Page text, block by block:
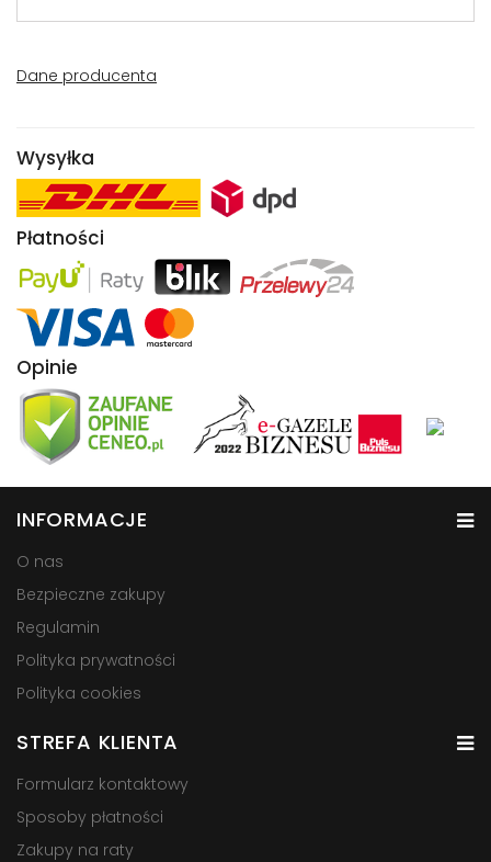
Dane producenta
Wysyłka
Płatności
Opinie
INFORMACJE
O nas
Bezpieczne zakupy
Regulamin
Polityka prywatności
Polityka cookies
STREFA KLIENTA
Formularz kontaktowy
Sposoby płatności
Zakupy na raty